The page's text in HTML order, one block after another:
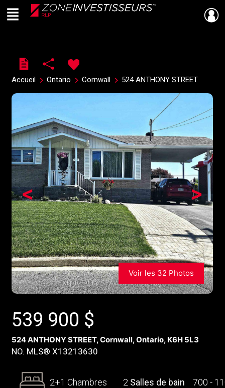
Live
En Direct
Menu
Accueil Ontario Cornwall 524 ANTHONY STREET
>
<
Voir les 32 Photos
539 900 $
524 ANTHONY STREET, Cornwall, Ontario, K6H 5L3
NO. MLS® X13213630
2+1 Chambres 2 Salles de bain 700 -